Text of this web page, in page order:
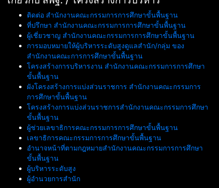
ติดต่อ สำนักงานคณะกรรมการการศึกษาขั้นพื้นฐาน
ที่ปรึกษา สำนักงานคณะกรรมการการศึกษาขั้นพื้นฐาน
ผู้เชี่ยวชาญ สำนักงานคณะกรรมการการศึกษาขั้นพื้นฐาน
การมอบหมายให้ผู้บริหารระดับสูงดูแลสำนัก/กลุ่ม ของ
สำนักงานคณะการการศึกษาขั้นพื้นฐาน
โครงสร้างการบริหารงาน สำนักงานคณะกรรมการการศึกษา
ขั้นพื้นฐาน
ผังโครงสร้างการแบ่งส่วนราชการ สำนักงานคณะกรรมการ
การศึกษาขั้นพื้นฐาน
โครงสร้างการแบ่งส่วนราชการสำนักงานคณะกรรมการศึกษา
ขั้นพื้นฐาน
ผู้ช่วยเลขาธิการคณะกรรมการการศึกษาขั้นพื้นฐาน
เลขาธิการคณะกรรมการการศึกษาขั้นพื้นฐาน
อำนาจหน้าที่ตามกฎหมายสำนักงานคณะกรรมการการศึกษา
ขั้นพื้นฐาน
ผู้บริหารระดับสูง
ผู้อำนวยการสำนัก